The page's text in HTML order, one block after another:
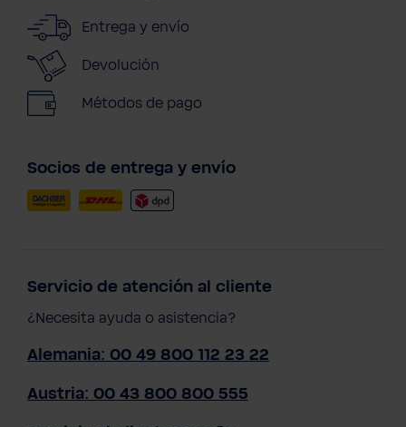
Entrega y envío
Devolución
Métodos de pago
Socios de entrega y envío
Servicio de atención al cliente
¿Necesita ayuda o asistencia?
Alemania: 00 49 800 112 23 22
Austria: 00 43 800 800 555